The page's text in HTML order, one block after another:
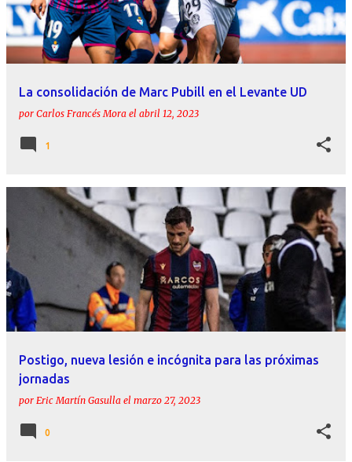
La consolidación de Marc Pubill en el Levante UD
por Carlos Francés Mora el abril 12, 2023
1
Postigo, nueva lesión e incógnita para las próximas
jornadas
por Eric Martín Gasulla el marzo 27, 2023
0